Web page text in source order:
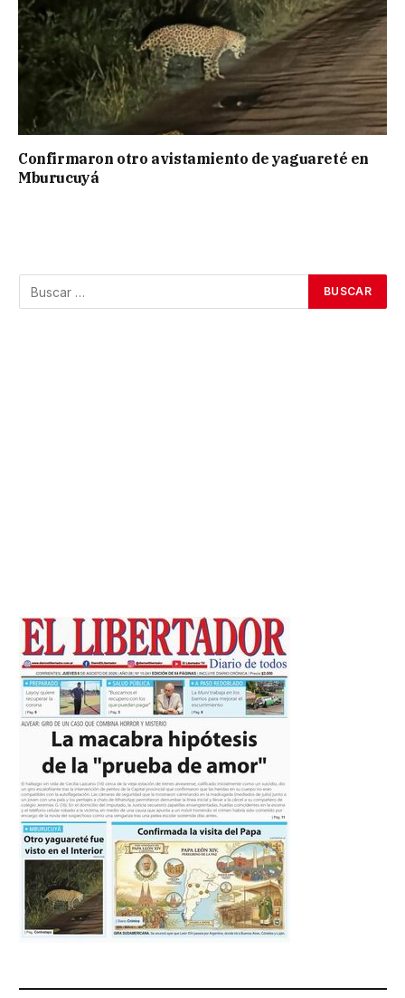
Confirmaron otro avistamiento de yaguareté en
Mburucuyá